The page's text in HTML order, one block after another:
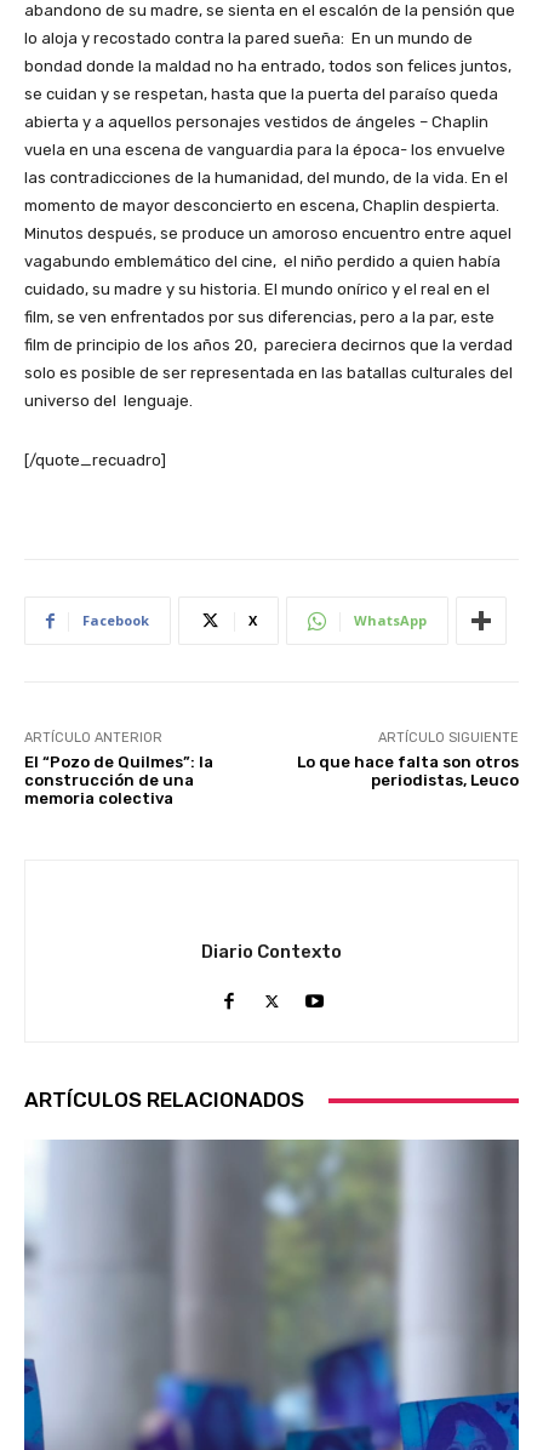
abandono de su madre, se sienta en el escalón de la pensión que
lo aloja y recostado contra la pared sueña: En un mundo de
bondad donde la maldad no ha entrado, todos son felices juntos,
se cuidan y se respetan, hasta que la puerta del paraíso queda
abierta y a aquellos personajes vestidos de ángeles – Chaplin
vuela en una escena de vanguardia para la época- los envuelve
las contradicciones de la humanidad, del mundo, de la vida. En el
momento de mayor desconcierto en escena, Chaplin despierta.
Minutos después, se produce un amoroso encuentro entre aquel
vagabundo emblemático del cine, el niño perdido a quien había
cuidado, su madre y su historia. El mundo onírico y el real en el
film, se ven enfrentados por sus diferencias, pero a la par, este
film de principio de los años 20, pareciera decirnos que la verdad
solo es posible de ser representada en las batallas culturales del
universo del lenguaje.
[/quote_recuadro]
Facebook X WhatsApp
ARTÍCULO ANTERIOR
El “Pozo de Quilmes”: la
construcción de una
memoria colectiva
ARTÍCULO SIGUIENTE
Lo que hace falta son otros
periodistas, Leuco
Diario Contexto
ARTÍCULOS RELACIONADOS